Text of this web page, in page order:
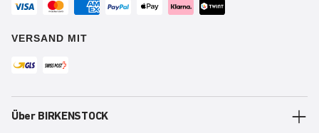
VERSAND MIT
Über BIRKENSTOCK